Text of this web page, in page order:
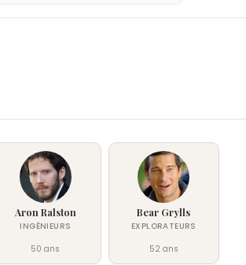
Aron Ralston
INGÉNIEURS
50 ans
Bear Grylls
EXPLORATEURS
52 ans